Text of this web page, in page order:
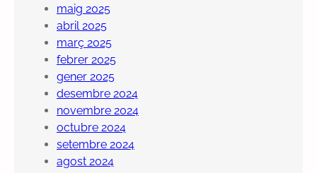
maig 2025
abril 2025
març 2025
febrer 2025
gener 2025
desembre 2024
novembre 2024
octubre 2024
setembre 2024
agost 2024